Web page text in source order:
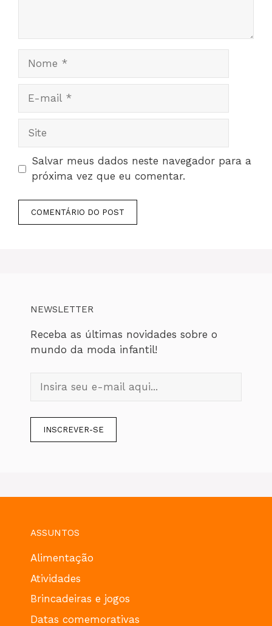
Site
Salvar meus dados neste navegador para a
próxima vez que eu comentar.
NEWSLETTER
Receba as últimas novidades sobre o
mundo da moda infantil!
ASSUNTOS
Alimentação
Atividades
Brincadeiras e jogos
Datas comemorativas